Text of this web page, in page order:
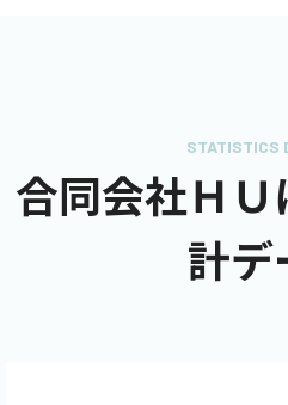
STATISTICS
合同会社Ｈ
計デ